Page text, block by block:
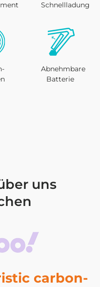
Schnellladung
Abnehmbare
Batterie
uns
carbon-